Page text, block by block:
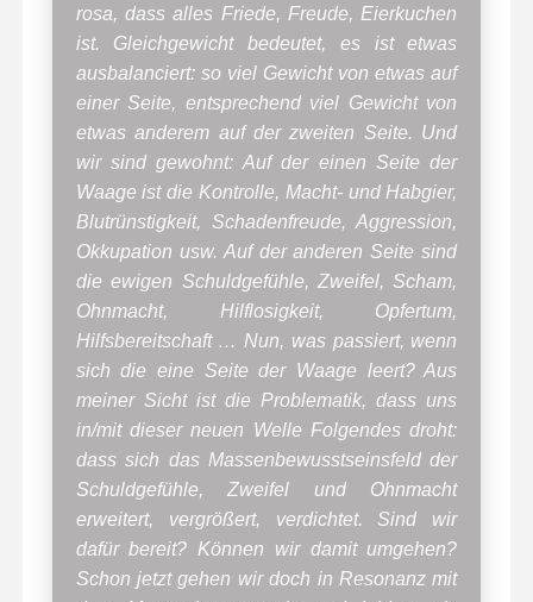
rosa, dass alles Friede, Freude, Eierkuchen
ist. Gleichgewicht bedeutet, es ist etwas
ausbalanciert: so viel Gewicht von etwas auf
einer Seite, entsprechend viel Gewicht von
etwas anderem auf der zweiten Seite. Und
wir sind gewohnt: Auf der einen Seite der
Waage ist die Kontrolle, Macht- und Habgier,
Blutrünstigkeit, Schadenfreude, Aggression,
Okkupation usw. Auf der anderen Seite sind
die ewigen Schuldgefühle, Zweifel, Scham,
Ohnmacht, Hilflosigkeit, Opfertum,
Hilfsbereitschaft … Nun, was passiert, wenn
sich die eine Seite der Waage leert? Aus
meiner Sicht ist die Problematik, dass uns
in/mit dieser neuen Welle Folgendes droht:
dass sich das Massenbewusstseinsfeld der
Schuldgefühle, Zweifel und Ohnmacht
erweitert, vergrößert, verdichtet. Sind wir
dafür bereit? Können wir damit umgehen?
Schon jetzt gehen wir doch in Resonanz mit